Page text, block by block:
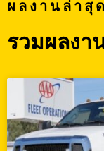
ผลงานล่าสุด
รวมผลงา